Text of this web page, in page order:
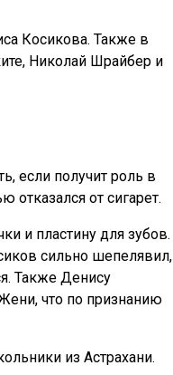
Косикова. Также в
Николай Шрайбер и
если получит роль в
от сигарет.
и пластину для зубов.
сильно шепелявил,
Также Денису
что по признанию
из Астрахани.